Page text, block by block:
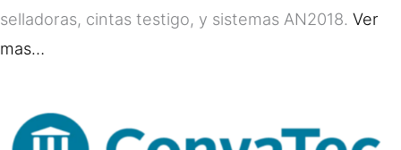
selladoras, cintas testigo, y sistemas AN2018. Ver
mas…